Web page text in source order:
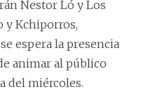
Nestor Ló y Los
y Kchiporros,
espera la presencia
animar al público
del miércoles.